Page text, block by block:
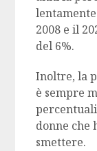
2008 e il
del 6%.
Inoltre, la
è sempre
donne che
smettere.